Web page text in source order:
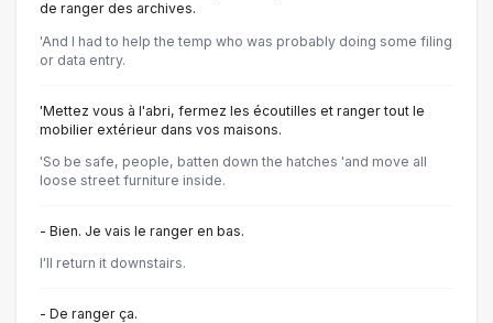
de ranger des archives.
'And I had to help the temp who was probably doing some filing
or data entry.
'Mettez vous à l'abri, fermez les écoutilles et ranger tout le
mobilier extérieur dans vos maisons.
'So be safe, people, batten down the hatches 'and move all
loose street furniture inside.
- Bien. Je vais le ranger en bas.
I'll return it downstairs.
- De ranger ça.